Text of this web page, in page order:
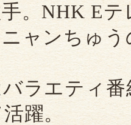
。NHK E
ャンちゅ
ラエティ
躍。